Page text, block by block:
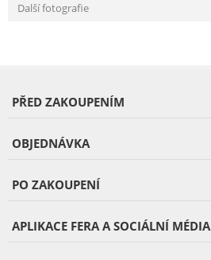
Další fotografie
PŘED ZAKOUPENÍM
OBJEDNÁVKA
PO ZAKOUPENÍ
APLIKACE FERA A SOCIÁLNÍ MÉDIA